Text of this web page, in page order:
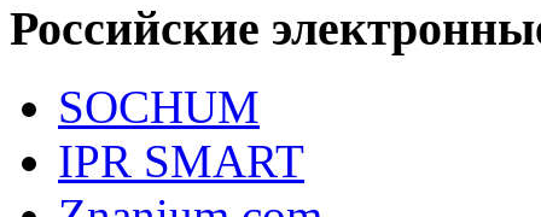
Российские
SOCHUM
IPR SMART